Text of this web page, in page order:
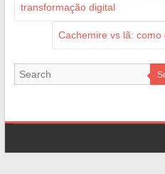
transformação digital
Cachemire vs lã: